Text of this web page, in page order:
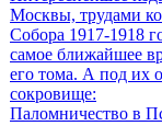
Москвы, трудами
Собора 1917-1918
самое ближайшее
его тома. А под их
сокровище:
Паломничество в